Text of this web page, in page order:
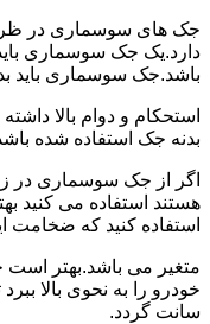
جک های سوسماری در
باشد.جک سوسماری باید
استحکام و دوام بالا
بدنه جک استفاده شده
اگر از جک سوسماری در
هستند استفاده می کنید
استفاده کنید که ضخامت
متغیر می باشد.بهتر
سانت گردد.